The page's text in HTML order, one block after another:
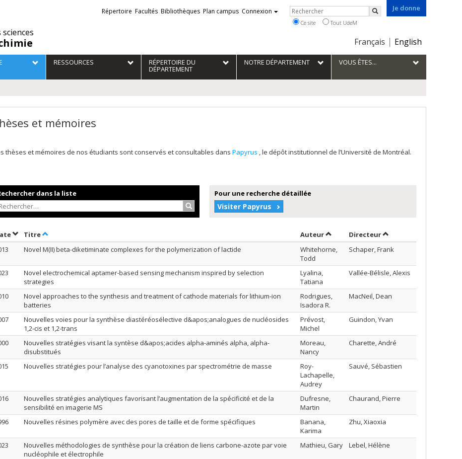
Je donne
Choix
la
langue
Français English
Liens
externes
Répertoire Facultés Bibliothèques Plan campus Connexion Rechercher
Rechercher
Ce site Tout UdeM
RESSOURCES RÉPERTOIRE DU
DÉPARTEMENT
NOTRE DÉPARTEMENT VOUS ÊTES...
et mémoires
thèses et mémoires de nos étudiants sont conservés et consultables dans Papyrus , le dépôt institutionnel de l’Université de Montréal.
dans la liste
Rechercher…
Pour une recherche détaillée
Visiter Papyrus
Trier par date en ordre décroissant
TitreTrier par titre en ordre décroissant AuteurTrier par auteur en ordre décroissant
Directeurpar contributeur en
Novel M(II) beta-diketiminate complexes for the polymerization of lactide
Whitehorne,
Todd
Schaper, Frank
Novel electrochemical aptamer-based sensing mechanism inspired by selection
strategies
Lyalina,
Tatiana
Vallée-Bélisle, Alexis
Novel approaches to the synthesis and treatment of cathode materials for lithium-ion
batteries
Rodrigues,
Isadora R.
MacNeil, Dean
Nouvelles voies pour la synthèse diastéréosélective d&apos;analogues de nucléosides
1,2-cis et 1,2-trans
Prévost,
Michel
Guindon, Yvan
Nouvelles stratégies visant la syntèse d&apos;acides alpha-aminés alpha, alpha-
disubstitués
Moreau,
Nancy
Charette, André
Nouvelles stratégies pour l’analyse des cyanotoxines par spectrométrie de masse
Roy-
Lachapelle,
Audrey
Sauvé, Sébastien
Nouvelles stratégies analytiques favorisant l’augmentation de la spécificité et de la
sensibilité en imagerie MS
Dufresne,
Martin
Chaurand, Pierre
Nouvelles résines polymère avec des pores de taille et de forme spécifiques
Banana,
Karima
Zhu, Xiaoxia
Nouvelles méthodologies de synthèse pour la création de liens carbone-azote par voie
nucléophile et électrophile
Mathieu, Gary Lebel, Hélène